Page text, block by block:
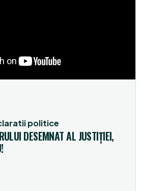
politice
DESEMNAT AL JUSTIȚIEI,